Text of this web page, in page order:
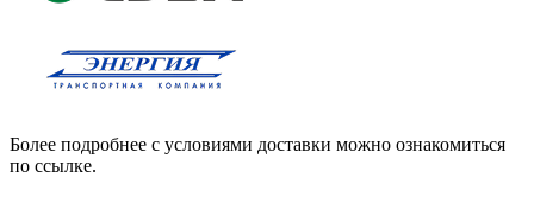
Более подробнее с условиями доставки можно ознакомиться
по ссылке.